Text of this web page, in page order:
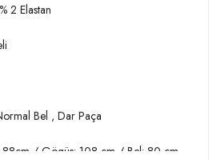
2 Elastan
Bel , Dar Paça
/ Gögüs: 108 cm / Bel: 80 cm